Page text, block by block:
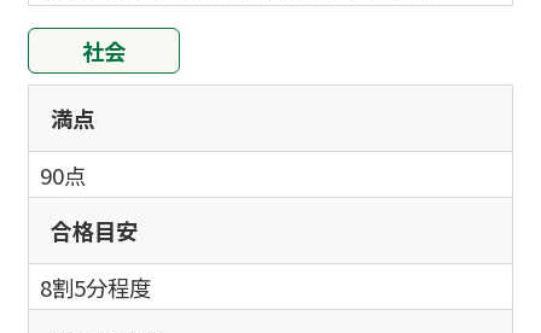
社会
満点
90点
合格目安
8割5分程度